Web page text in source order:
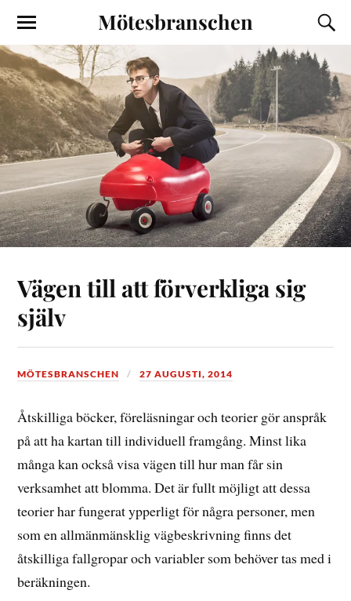
Mötesbranschen
Vägen till att förverkliga sig
själv
MÖTESBRANSCHEN 27 AUGUSTI, 2014
Åtskilliga böcker, föreläsningar och teorier gör anspråk
på att ha kartan till individuell framgång. Minst lika
många kan också visa vägen till hur man får sin
verksamhet att blomma. Det är fullt möjligt att dessa
teorier har fungerat ypperligt för några personer, men
som en allmänmänsklig vägbeskrivning finns det
åtskilliga fallgropar och variabler som behöver tas med i
beräkningen.